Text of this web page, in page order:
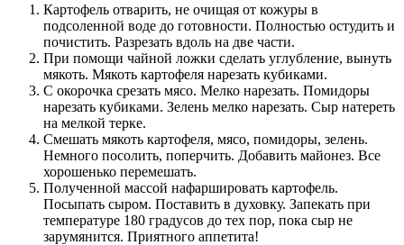
Картофель отварить, не очищая от кожуры в
подсоленной воде до готовности. Полностью остудить и
почистить. Разрезать вдоль на две части.
При помощи чайной ложки сделать углубление, вынуть
мякоть. Мякоть картофеля нарезать кубиками.
С окорочка срезать мясо. Мелко нарезать. Помидоры
нарезать кубиками. Зелень мелко нарезать. Сыр натереть
на мелкой терке.
Смешать мякоть картофеля, мясо, помидоры, зелень.
Немного посолить, поперчить. Добавить майонез. Все
хорошенько перемешать.
Полученной массой нафаршировать картофель.
Посыпать сыром. Поставить в духовку. Запекать при
температуре 180 градусов до тех пор, пока сыр не
зарумянится. Приятного аппетита!